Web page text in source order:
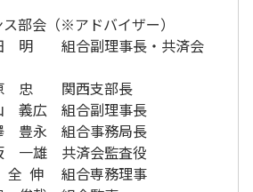
部会 （※アドバイザー）
組合副理事長・共済会
忠 関西支部長
広 組合副理事長
組合事務局長
共済会監査役
合専務理事